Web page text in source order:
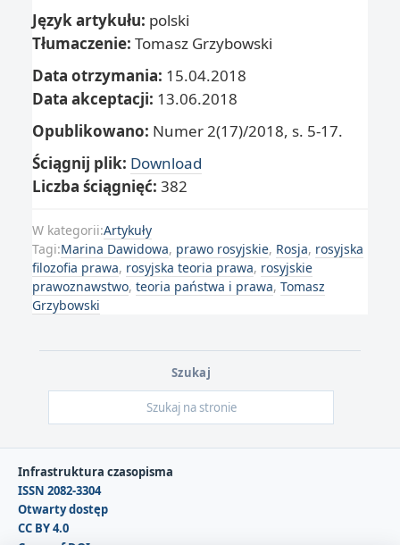
Język artykułu: polski
Tłumaczenie: Tomasz Grzybowski
Data otrzymania: 15.04.2018
Data akceptacji: 13.06.2018
Opublikowano: Numer 2(17)/2018, s. 5-17.
Ściągnij plik: Download
Liczba ściągnięć: 382
W kategorii:Artykuły
Tagi:Marina Dawidowa, prawo rosyjskie, Rosja, rosyjska
filozofia prawa, rosyjska teoria prawa, rosyjskie
prawoznawstwo, teoria państwa i prawa, Tomasz
Grzybowski
Szukaj
Infrastruktura czasopisma
ISSN 2082-3304
Otwarty dostęp
CC BY 4.0